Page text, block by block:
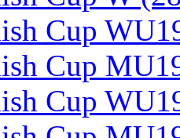
Cup
Cup
Cup